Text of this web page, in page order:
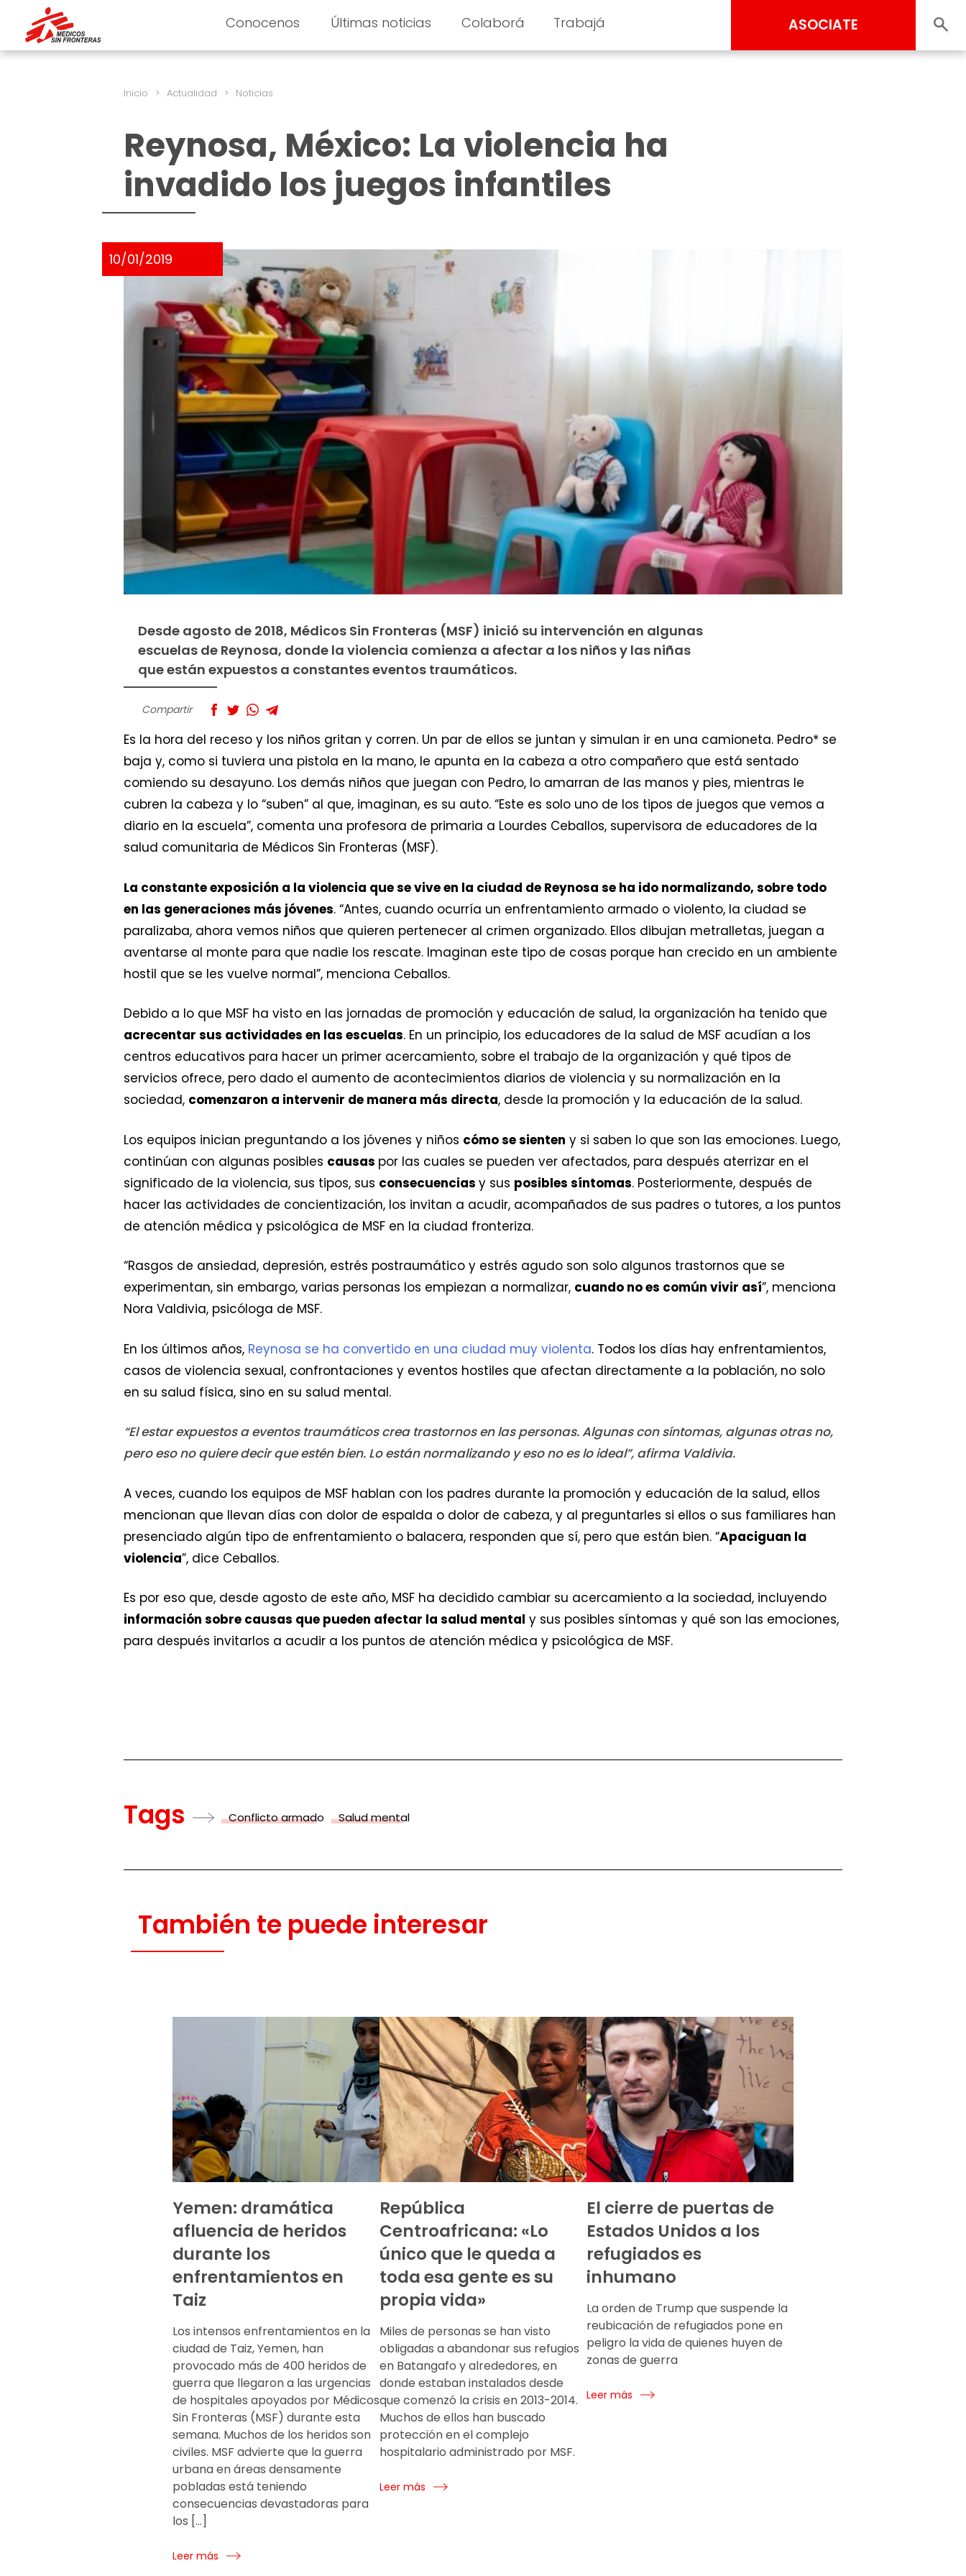
Conocenos Últimas noticias Colaborá Trabajá ASOCIATE
Inicio > Actualidad > Noticias
Reynosa, México: La violencia ha
invadido los juegos infantiles
10/01/2019
Desde agosto de 2018, Médicos Sin Fronteras (MSF) inició su intervención en algunas
escuelas de Reynosa, donde la violencia comienza a afectar a los niños y las niñas
que están expuestos a constantes eventos traumáticos.
Compartir
Es la hora del receso y los niños gritan y corren. Un par de ellos se juntan y simulan ir en una camioneta. Pedro* se
baja y, como si tuviera una pistola en la mano, le apunta en la cabeza a otro compañero que está sentado
comiendo su desayuno. Los demás niños que juegan con Pedro, lo amarran de las manos y pies, mientras le
cubren la cabeza y lo “suben” al que, imaginan, es su auto. “Este es solo uno de los tipos de juegos que vemos a
diario en la escuela”, comenta una profesora de primaria a Lourdes Ceballos, supervisora de educadores de la
salud comunitaria de Médicos Sin Fronteras (MSF).
La constante exposición a la violencia que se vive en la ciudad de Reynosa se ha ido normalizando, sobre todo
en las generaciones más jóvenes. “Antes, cuando ocurría un enfrentamiento armado o violento, la ciudad se
paralizaba, ahora vemos niños que quieren pertenecer al crimen organizado. Ellos dibujan metralletas, juegan a
aventarse al monte para que nadie los rescate. Imaginan este tipo de cosas porque han crecido en un ambiente
hostil que se les vuelve normal”, menciona Ceballos.
Debido a lo que MSF ha visto en las jornadas de promoción y educación de salud, la organización ha tenido que
acrecentar sus actividades en las escuelas. En un principio, los educadores de la salud de MSF acudían a los
centros educativos para hacer un primer acercamiento, sobre el trabajo de la organización y qué tipos de
servicios ofrece, pero dado el aumento de acontecimientos diarios de violencia y su normalización en la
sociedad, comenzaron a intervenir de manera más directa, desde la promoción y la educación de la salud.
Los equipos inician preguntando a los jóvenes y niños cómo se sienten y si saben lo que son las emociones. Luego,
continúan con algunas posibles causas por las cuales se pueden ver afectados, para después aterrizar en el
significado de la violencia, sus tipos, sus consecuencias y sus posibles síntomas. Posteriormente, después de
hacer las actividades de concientización, los invitan a acudir, acompañados de sus padres o tutores, a los puntos
de atención médica y psicológica de MSF en la ciudad fronteriza.
“Rasgos de ansiedad, depresión, estrés postraumático y estrés agudo son solo algunos trastornos que se
experimentan, sin embargo, varias personas los empiezan a normalizar, cuando no es común vivir así”, menciona
Nora Valdivia, psicóloga de MSF.
En los últimos años, Reynosa se ha convertido en una ciudad muy violenta. Todos los días hay enfrentamientos,
casos de violencia sexual, confrontaciones y eventos hostiles que afectan directamente a la población, no solo
en su salud física, sino en su salud mental.
“El estar expuestos a eventos traumáticos crea trastornos en las personas. Algunas con síntomas, algunas otras no,
pero eso no quiere decir que estén bien. Lo están normalizando y eso no es lo ideal”, afirma Valdivia.
A veces, cuando los equipos de MSF hablan con los padres durante la promoción y educación de la salud, ellos
mencionan que llevan días con dolor de espalda o dolor de cabeza, y al preguntarles si ellos o sus familiares han
presenciado algún tipo de enfrentamiento o balacera, responden que sí, pero que están bien. “Apaciguan la
violencia”, dice Ceballos.
Es por eso que, desde agosto de este año, MSF ha decidido cambiar su acercamiento a la sociedad, incluyendo
información sobre causas que pueden afectar la salud mental y sus posibles síntomas y qué son las emociones,
para después invitarlos a acudir a los puntos de atención médica y psicológica de MSF.
Tags Conflicto armado Salud mental
También te puede interesar
Yemen: dramática
afluencia de heridos
durante los
enfrentamientos en
Taiz
Los intensos enfrentamientos en la
ciudad de Taiz, Yemen, han
provocado más de 400 heridos de
guerra que llegaron a las urgencias
de hospitales apoyados por Médicos
Sin Fronteras (MSF) durante esta
semana. Muchos de los heridos son
civiles. MSF advierte que la guerra
urbana en áreas densamente
pobladas está teniendo
consecuencias devastadoras para
los […]
Leer más
República
Centroafricana: «Lo
único que le queda a
toda esa gente es su
propia vida»
Miles de personas se han visto
obligadas a abandonar sus refugios
en Batangafo y alrededores, en
donde estaban instalados desde
que comenzó la crisis en 2013-2014.
Muchos de ellos han buscado
protección en el complejo
hospitalario administrado por MSF.
Leer más
El cierre de puertas de
Estados Unidos a los
refugiados es
inhumano
La orden de Trump que suspende la
reubicación de refugiados pone en
peligro la vida de quienes huyen de
zonas de guerra
Leer más